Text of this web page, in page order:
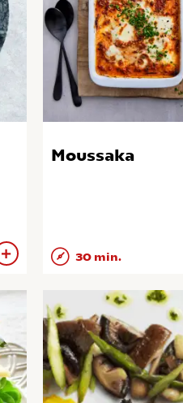
Moussaka
30 min.